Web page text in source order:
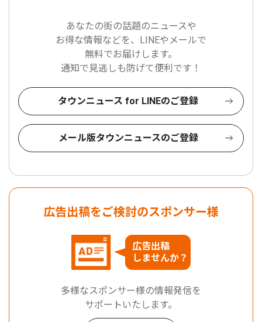
あなたの街の話題のニュースや
お得な情報などを、LINEやメールで
無料でお届けします。
通知で見逃しも防げて便利です！
タウンニュース for LINEのご登録
メール版タウンニュースのご登録
広告出稿をご検討のスポンサー様
広告出稿
しませんか？
多様なスポンサー様の情報発信を
サポートいたします。